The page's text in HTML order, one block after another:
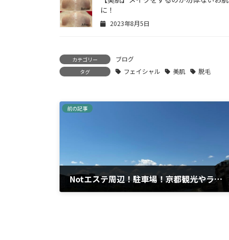
に！
2023年8月5日
カテゴリー ブログ
タグ フェイシャル 美肌 脱毛
前の記事
Notエステ周辺！駐車場！京都観光やランチにもおススメ！三条大橋周辺。